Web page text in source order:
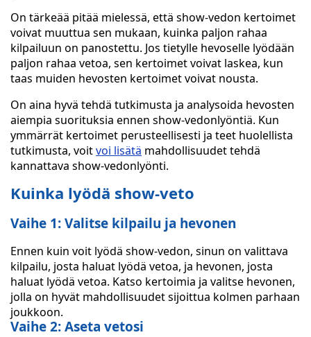
On tärkeää pitää mielessä, että show-vedon kertoimet
voivat muuttua sen mukaan, kuinka paljon rahaa
kilpailuun on panostettu. Jos tietylle hevoselle lyödään
paljon rahaa vetoa, sen kertoimet voivat laskea, kun
taas muiden hevosten kertoimet voivat nousta.
On aina hyvä tehdä tutkimusta ja analysoida hevosten
aiempia suorituksia ennen show-vedonlyöntiä. Kun
ymmärrät kertoimet perusteellisesti ja teet huolellista
tutkimusta, voitvoi lisätä mahdollisuudet tehdä
kannattava show-vedonlyönti.
Kuinka lyödä show-veto
Vaihe 1: Valitse kilpailu ja hevonen
Ennen kuin voit lyödä show-vedon, sinun on valittava
kilpailu, josta haluat lyödä vetoa, ja hevonen, josta
haluat lyödä vetoa. Katso kertoimia ja valitse hevonen,
jolla on hyvät mahdollisuudet sijoittua kolmen parhaan
joukkoon.
Vaihe 2: Aseta vetosi